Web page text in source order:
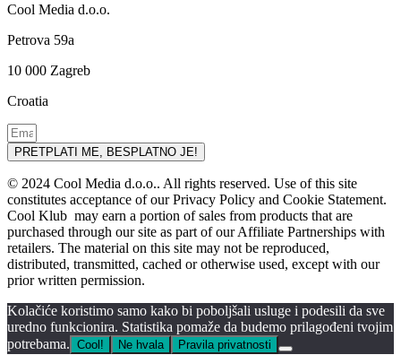
Cool Media d.o.o.
Petrova 59a
10 000 Zagreb
Croatia
PRETPLATI ME, BESPLATNO JE!
© 2024 Cool Media d.o.o.. All rights reserved. Use of this site
constitutes acceptance of our Privacy Policy and Cookie Statement.
Cool Klub may earn a portion of sales from products that are
purchased through our site as part of our Affiliate Partnerships with
retailers. The material on this site may not be reproduced,
distributed, transmitted, cached or otherwise used, except with our
prior written permission.
Kolačiće koristimo samo kako bi poboljšali usluge i podesili da sve
uredno funkcionira. Statistika pomaže da budemo prilagođeni tvojim
potrebama. Cool! Ne hvala Pravila privatnosti